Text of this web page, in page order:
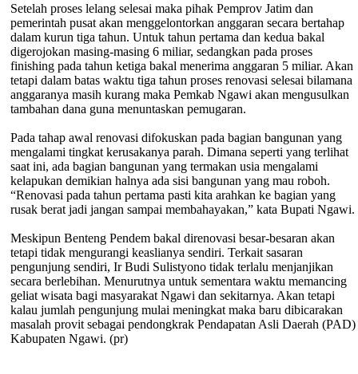
Setelah proses lelang selesai maka pihak Pemprov Jatim dan
pemerintah pusat akan menggelontorkan anggaran secara bertahap
dalam kurun tiga tahun. Untuk tahun pertama dan kedua bakal
digerojokan masing-masing 6 miliar, sedangkan pada proses
finishing pada tahun ketiga bakal menerima anggaran 5 miliar. Akan
tetapi dalam batas waktu tiga tahun proses renovasi selesai bilamana
anggaranya masih kurang maka Pemkab Ngawi akan mengusulkan
tambahan dana guna menuntaskan pemugaran.
Pada tahap awal renovasi difokuskan pada bagian bangunan yang
mengalami tingkat kerusakanya parah. Dimana seperti yang terlihat
saat ini, ada bagian bangunan yang termakan usia mengalami
kelapukan demikian halnya ada sisi bangunan yang mau roboh.
“Renovasi pada tahun pertama pasti kita arahkan ke bagian yang
rusak berat jadi jangan sampai membahayakan,” kata Bupati Ngawi.
Meskipun Benteng Pendem bakal direnovasi besar-besaran akan
tetapi tidak mengurangi keaslianya sendiri. Terkait sasaran
pengunjung sendiri, Ir Budi Sulistyono tidak terlalu menjanjikan
secara berlebihan. Menurutnya untuk sementara waktu memancing
geliat wisata bagi masyarakat Ngawi dan sekitarnya. Akan tetapi
kalau jumlah pengunjung mulai meningkat maka baru dibicarakan
masalah provit sebagai pendongkrak Pendapatan Asli Daerah (PAD)
Kabupaten Ngawi. (pr)